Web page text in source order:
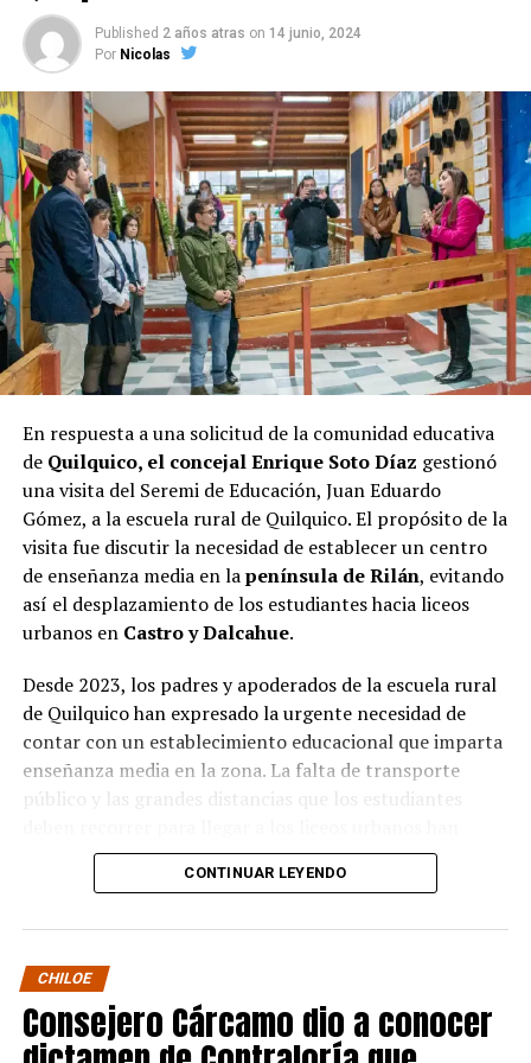
potencial mayor envergadura como lo sería la eventual
candidata a la presidencia, Evelyn Matthei
al frente del municipio parece haberle asegurado un
respaldo considerable entre los votantes, lo que se
refleja en la encuesta.
Las elecciones de octubre serán decisivas para Castro, y
los próximos días serán cruciales para todos los
candidatos en la recta final hacia las urnas.
Published 2 años atras on 14 junio, 2024
Por Nicolas
En respuesta a una solicitud de la comunidad educativa
de Quilquico, el concejal Enrique Soto Díaz gestionó
una visita del Seremi de Educación, Juan Eduardo
Gómez, a la escuela rural de Quilquico. El propósito de la
visita fue discutir la necesidad de establecer un centro
de enseñanza media en lapenínsula de Rilán, evitando
así el desplazamiento de los estudiantes hacia liceos
urbanos en Castro y Dalcahue.
Desde 2023, los padres y apoderados de la escuela rural
de Quilquico han expresado la urgente necesidad de
contar con un establecimiento educacional que imparta
enseñanza media en la zona. La falta de transporte
público y las grandes distancias que los estudiantes
generado preocupaciones sobre el desapego familiar y el
aumento de la deserción escolar.
Durante la visita, el Seremi de Educación pudo conocer
de primera mano el proyecto educativo de la escuela, el
cual tiene una fuerte orientación cultural, ambiental e
indígena. Los padres y apoderados presentaron sus
argumentos sobre la necesidad de avanzar en la
CONTINUAR LEYENDO
CHILOE
Consejero Cárcamo dio a conocer